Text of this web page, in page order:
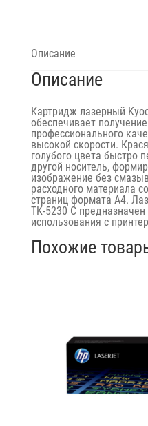
Описание
Описание
Картридж лазерный
обеспечивает
профессионального
высокой скорости.
голубого цвета быстро
другой носитель,
изображение без
расходного материала
страниц формата А4.
TK-5230 C
использования с
Похожие